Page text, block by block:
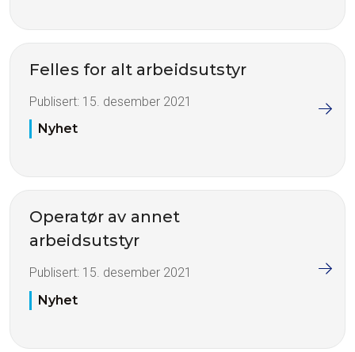
Felles for alt arbeidsutstyr
Publisert: 15. desember 2021
Nyhet
Operatør av annet
arbeidsutstyr
Publisert: 15. desember 2021
Nyhet